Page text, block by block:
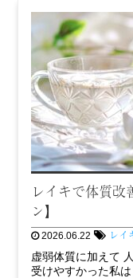
レイキで体質
ン】
2026.06.22 レイ
虚弱体質に加えて
受けやすかった私